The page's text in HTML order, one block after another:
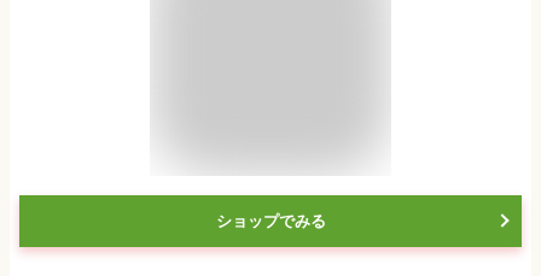
ショップでみる